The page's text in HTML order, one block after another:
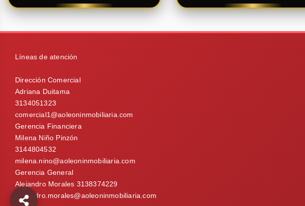
Líneas de atención
Dirección Comercial
Adriana Duitama
3134051323
comercial1@aoleoninmobiliaria.com
Gerencia Financiera
Milena Niño Pinzón
3144804532
milena.nino@aoleoninmobiliaria.com
Gerencia General
Alejandro Morales 3138374229
alejandro.morales@aoleoninmobiliaria.com